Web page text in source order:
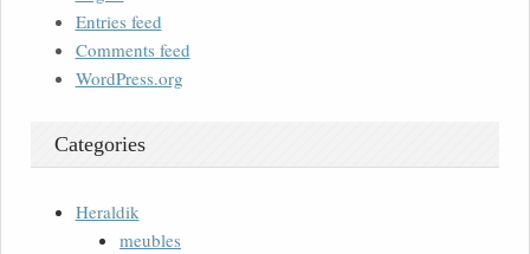
Entries feed
Comments feed
WordPress.org
Categories
Heraldik
meubles